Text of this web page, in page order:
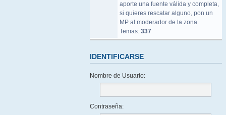
aporte una fuente válida y completa,
si quieres rescatar alguno, pon un
MP al moderador de la zona.
Temas: 337
IDENTIFICARSE
Nombre de Usuario:
Contraseña: